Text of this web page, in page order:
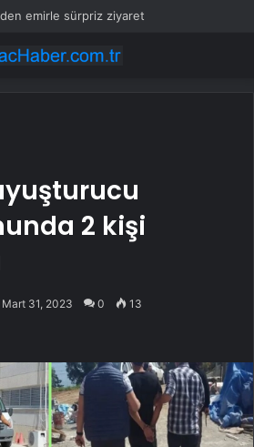
emirle sürpriz ziyaret
2 kişi
Mart 31, 2023 0 13